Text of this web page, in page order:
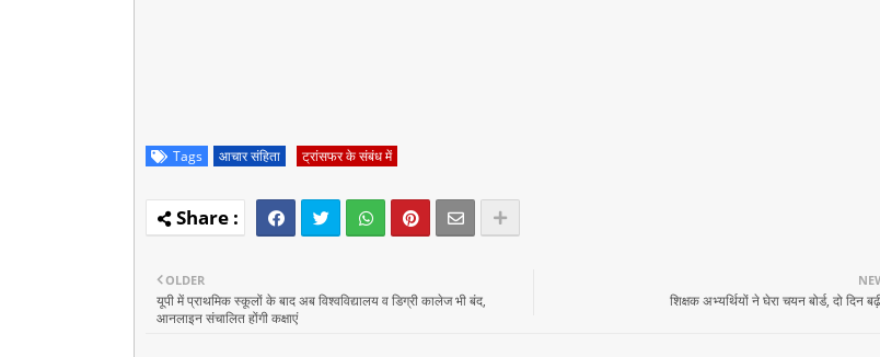
Tags आचार संहिता ट्रांसफर के संबंध में
शिक्षक अभ्यर्थियों ने घेरा चयन बोर्ड, दो दिन
OLDER
यूपी में प्राथमिक स्‍कूलों के बाद अब विश्वविद्यालय व डिग्री कालेज भी बंद,
आनलाइन संचालित होंगी कक्षाएं